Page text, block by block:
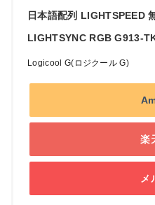
日本語配列 LIGHTSPEED
LIGHTSYNC RGB G913-
Logicool G(ロジクール G)
楽
メ